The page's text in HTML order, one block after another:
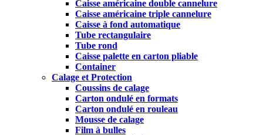
Caisse américaine double cannelure
Caisse américaine triple cannelure
Caisse à fond automatique
Tube rectangulaire
Tube rond
Caisse palette en carton pliable
Container
Calage et Protection
Coussins de calage
Carton ondulé en formats
Carton ondulé en rouleau
Mousse de calage
Film à bulles